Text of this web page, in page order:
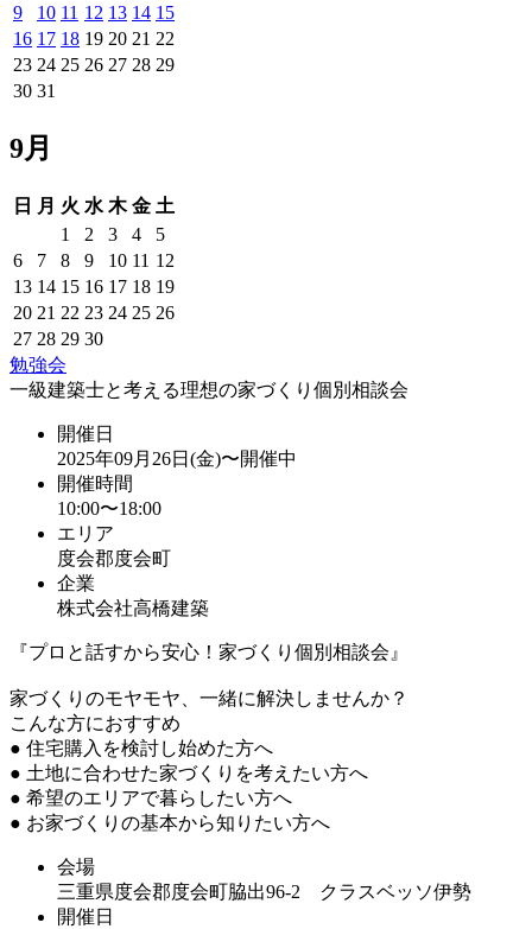
9
10 11 12 13 14 15
16 17 18 19 20 21 22
23 24 25 26 27 28 29
30 31
9月
日 月 火 水 木 金 土
1
2 3 4
5
6
7 8 9 10 11 12
13 14 15 16 17 18 19
20 21 22 23 24 25 26
27 28 29 30
勉強会
一級建築士と考える理想の家づくり個別相談会
開催日
2025年09月26日(金)〜開催中
開催時間
10:00〜18:00
エリア
度会郡度会町
企業
株式会社高橋建築
『プロと話すから安心！家づくり個別相談会』
家づくりのモヤモヤ、一緒に解決しませんか？
こんな方におすすめ
● 住宅購入を検討し始めた方へ
● 土地に合わせた家づくりを考えたい方へ
● 希望のエリアで暮らしたい方へ
● お家づくりの基本から知りたい方へ
会場
三重県度会郡度会町脇出96-2 クラスベッソ伊勢
開催日